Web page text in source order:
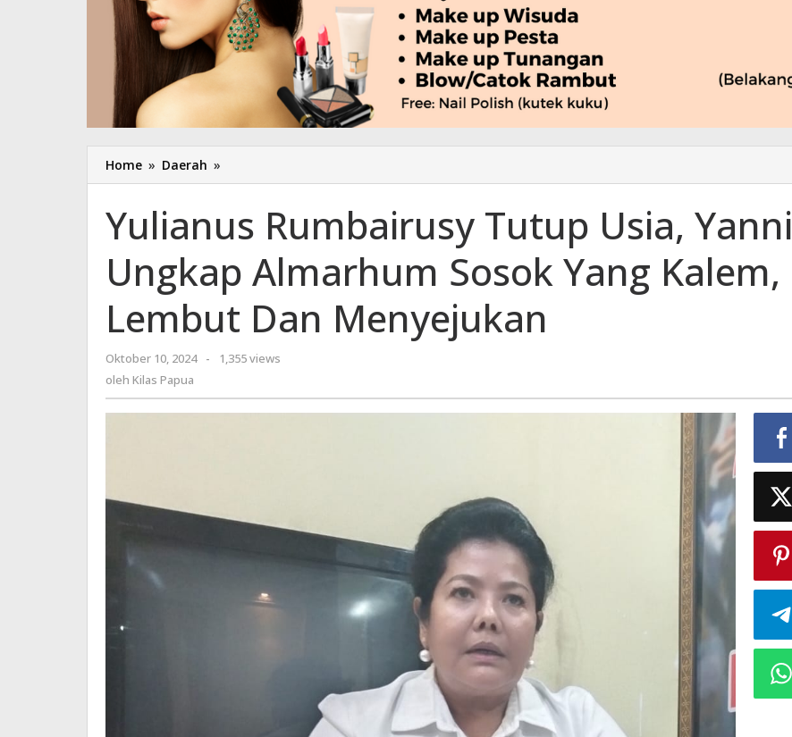
Home » Daerah »
Rumbairusy
Usia,
Yanni
Ungkap
Almarhum
Sosok
Yang
Kalem,
Lembut
Yulianus Rumbairusy Tutup Usia, Yanni
Ungkap Almarhum Sosok Yang Kalem,
Lembut Dan Menyejukan
Oktober 10, 2024
oleh
-
1,355 views
oleh Kilas Papua